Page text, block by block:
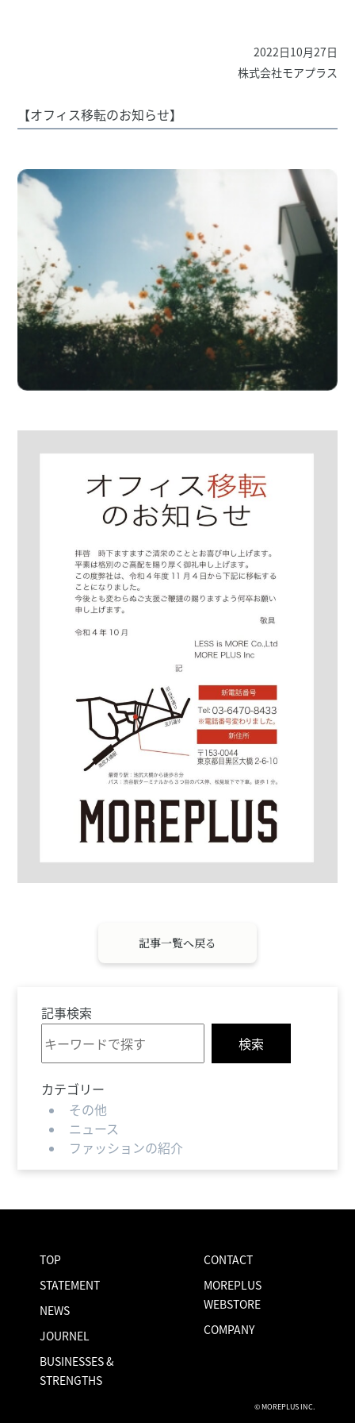
記事検索
検索
カテゴリー
その他
ニュース
ファッションの紹介
2022日10月27日
株式会社モアプラス
【オフィス移転のお知らせ】
記事一覧へ戻る
TOP
STATEMENT
NEWS
JOURNEL
BUSINESSES &
STRENGTHS
CONTACT
MOREPLUS
WEBSTORE
COMPANY
© MOREPLUS INC.